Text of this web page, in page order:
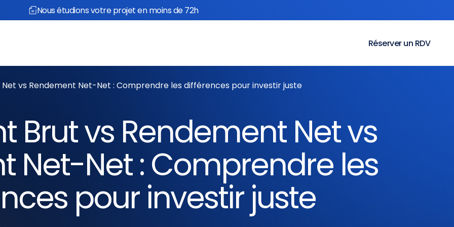
Nous étudions votre projet en moins de 72h
Réserver un RDV
vs Rendement Net-Net : Comprendre les différences pour investir juste
Brut vs Rendement Net vs
Net-Net : Comprendre les
pour investir juste